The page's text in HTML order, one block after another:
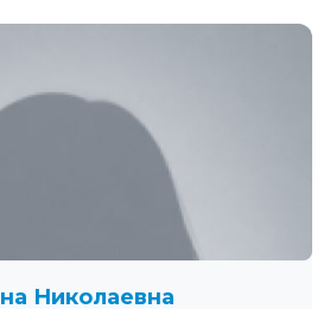
Николаевна